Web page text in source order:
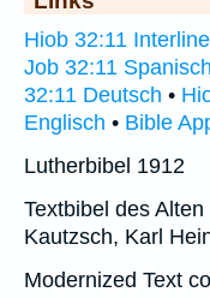
Hiob 32:11
Job 32:11 Spanisch
32:11 Deutsch •
Englisch • Bible
Lutherbibel 1912
Textbibel des
Kautzsch, Karl
Modernized Text